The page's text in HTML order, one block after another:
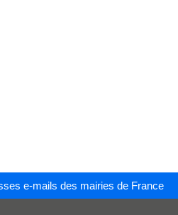
e-mails des mairies de France